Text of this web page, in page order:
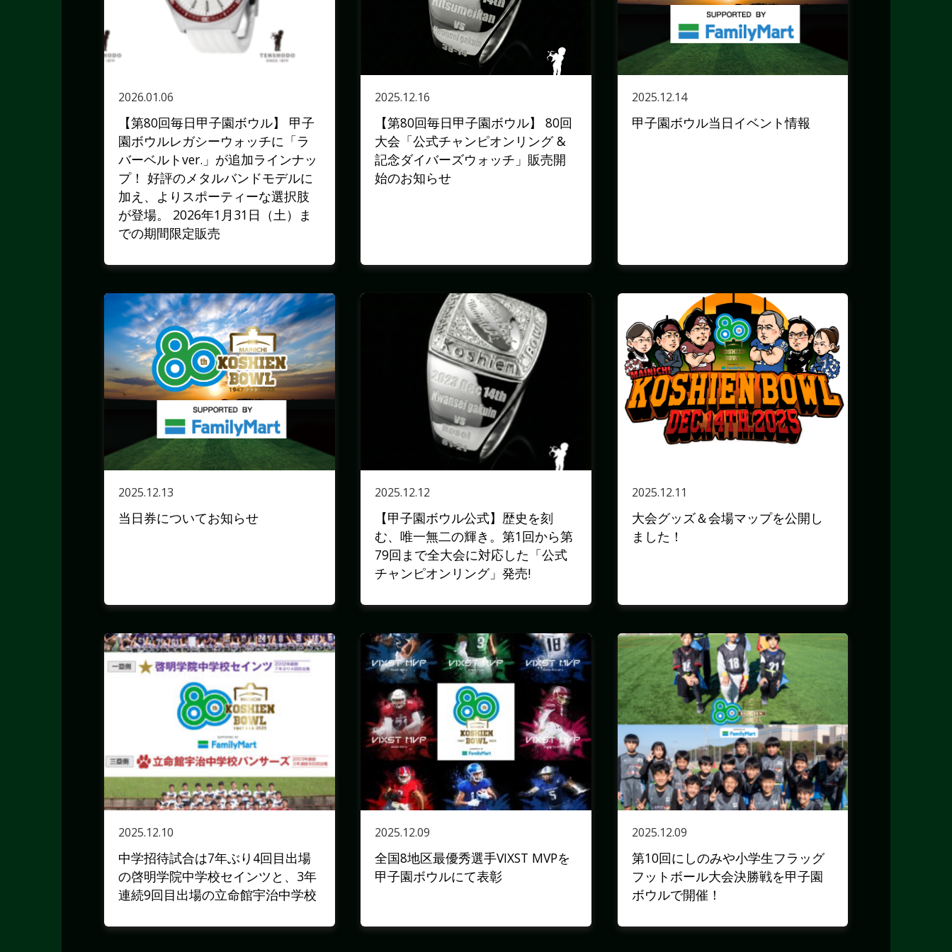
2026.01.06
【第80回毎日甲子園ボウル】 甲子
園ボウルレガシーウォッチに「ラ
バーベルトver.」が追加ラインナッ
プ！ 好評のメタルバンドモデルに
加え、よりスポーティーな選択肢
が登場。 2026年1月31日（土）ま
での期間限定販売
2025.12.16
【第80回毎日甲子園ボウル】 80回
大会「公式チャンピオンリング &
記念ダイバーズウォッチ」販売開
始のお知らせ
2025.12.14
甲子園ボウル当日イベント情報
2025.12.13
当日券についてお知らせ
2025.12.12
【甲子園ボウル公式】歴史を刻
む、唯一無二の輝き。第1回から第
79回まで全大会に対応した「公式
チャンピオンリング」発売!
2025.12.11
大会グッズ＆会場マップを公開し
ました！
2025.12.10
中学招待試合は7年ぶり4回目出場
の啓明学院中学校セインツと、3年
連続9回目出場の立命館宇治中学校
2025.12.09
全国8地区最優秀選手VIXST MVPを
甲子園ボウルにて表彰
2025.12.09
第10回にしのみや小学生フラッグ
フットボール大会決勝戦を甲子園
ボウルで開催！